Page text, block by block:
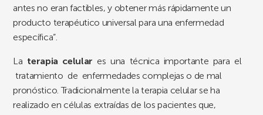
antes no eran factibles, y obtener más rápidamente un
producto terapéutico universal para una enfermedad
específica”.
La terapia celular es una técnica importante para el
tratamiento de enfermedades complejas o de mal
pronóstico. Tradicionalmente la terapia celular se ha
realizado en células extraídas de los pacientes que,